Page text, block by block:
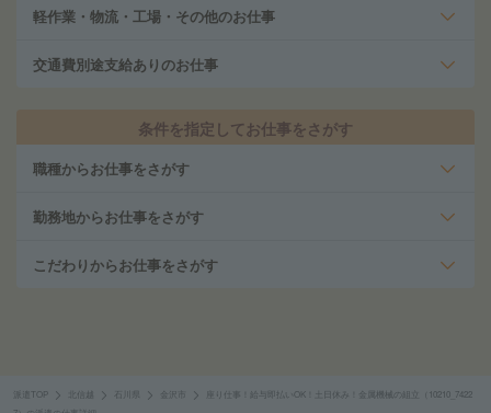
軽作業・物流・工場・その他のお仕事
交通費別途支給ありのお仕事
条件を指定してお仕事をさがす
職種からお仕事をさがす
勤務地からお仕事をさがす
こだわりからお仕事をさがす
派遣TOP 北信越 石川県 金沢市
座り仕事！給与即払いOK！土日休み！金属機械の組立（10210_7422